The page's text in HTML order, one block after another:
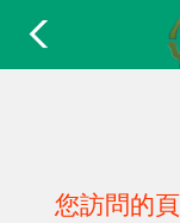
您訪問的